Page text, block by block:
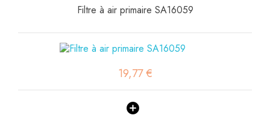
Filtre à air primaire SA16059
19,77 €